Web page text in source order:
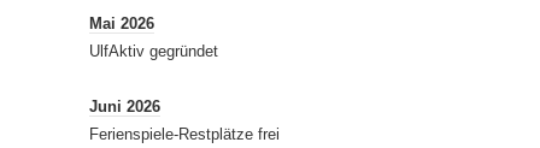
Mai 2026
UlfAktiv gegründet
Juni 2026
Ferienspiele-Restplätze frei